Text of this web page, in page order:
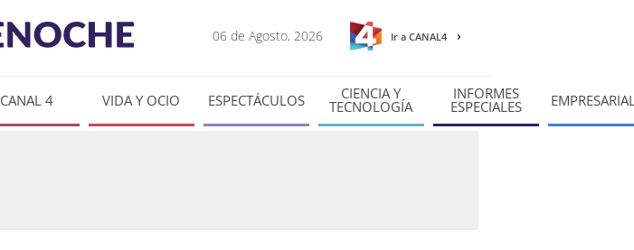
06 de Agosto, 2026 Ir a CANAL4
CANAL 4 VIDA Y OCIO ESPECTÁCULOS CIENCIA Y
TECNOLOGÍA
INFORMES
ESPECIALES